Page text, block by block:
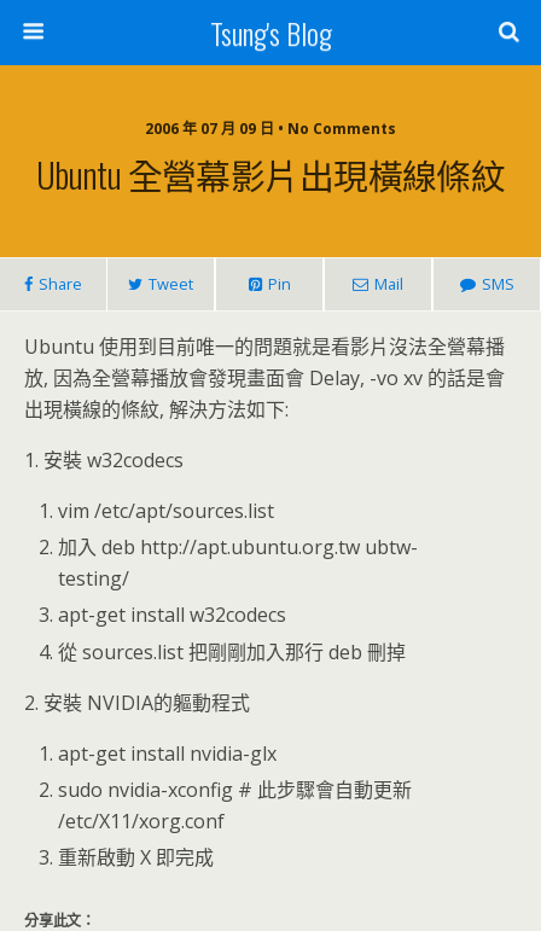
Tsung's Blog
2006 年 07 月 09 日 • No Comments
Ubuntu 全營幕影片出現橫線條紋
Share Tweet Pin Mail SMS
Ubuntu 使用到目前唯一的問題就是看影片沒法全營幕播
放, 因為全營幕播放會發現畫面會 Delay, -vo xv 的話是會
出現橫線的條紋, 解決方法如下:
1. 安裝 w32codecs
vim /etc/apt/sources.list
加入 deb http://apt.ubuntu.org.tw ubtw-
testing/
apt-get install w32codecs
從 sources.list 把剛剛加入那行 deb 刪掉
2. 安裝 NVIDIA的軀動程式
apt-get install nvidia-glx
sudo nvidia-xconfig # 此步驟會自動更新
/etc/X11/xorg.conf
重新啟動 X 即完成
分享此文：